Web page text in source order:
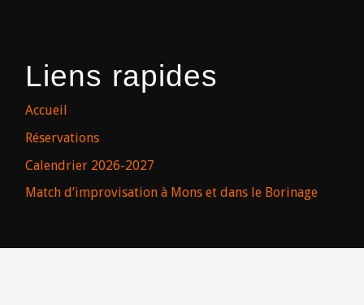
Liens rapides
Accueil
Réservations
Calendrier 2026-2027
Match d’improvisation à Mons et dans le Borinage